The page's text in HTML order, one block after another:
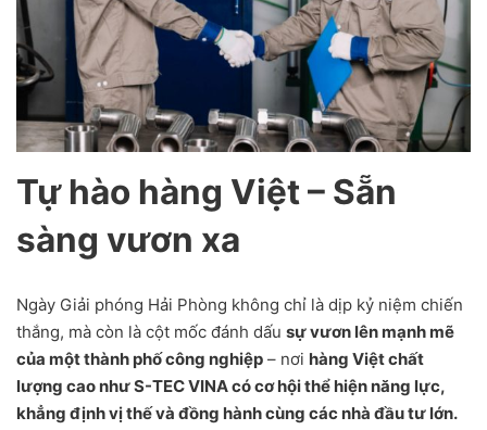
Tự hào hàng Việt – Sẵn
sàng vươn xa
Ngày Giải phóng Hải Phòng không chỉ là dịp kỷ niệm chiến
thắng, mà còn là cột mốc đánh dấu sự vươn lên mạnh mẽ
của một thành phố công nghiệp – nơi hàng Việt chất
lượng cao như S-TEC VINA có cơ hội thể hiện năng lực,
khẳng định vị thế và đồng hành cùng các nhà đầu tư lớn.